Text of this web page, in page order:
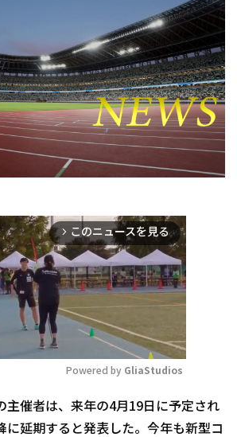
arrow_forward_ios このニュースを見る
Mute
Powered by GliaStudios
主催者は、来年の4月19日に予定され
に延期すると発表した。今年も新型コ